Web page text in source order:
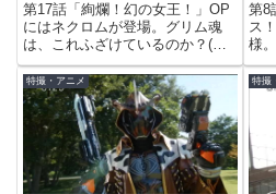
第17話「絢爛！幻の女王！」OP
にはネクロムが登場。グリム魂
は、これふざけているのか？(笑)
今回は、ヒミコ登場エピソード。
ナイフ眼魔に斬り刻まれる御成。
ギャグ描写でなければ即死だっ
た…(？)ナイフ眼魔の声は坂口候
一さん。ガオレンジャーのヤバ...
第8
ス
様
け
か
回
ク
し
特撮・アニメ 特撮